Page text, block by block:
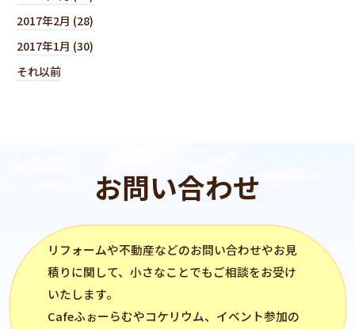
2017年2月 (28)
2017年1月 (30)
それ以前
お問い合わせ
リフォームや不動産などのお問い合わせやお見
積りに関して、小さなことでもご相談をお受け
いたします。
Cafeふぉーらむやコケリウム、イベント参加の